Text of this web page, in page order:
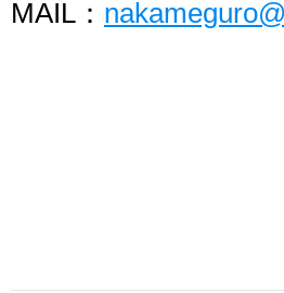
MAIL：